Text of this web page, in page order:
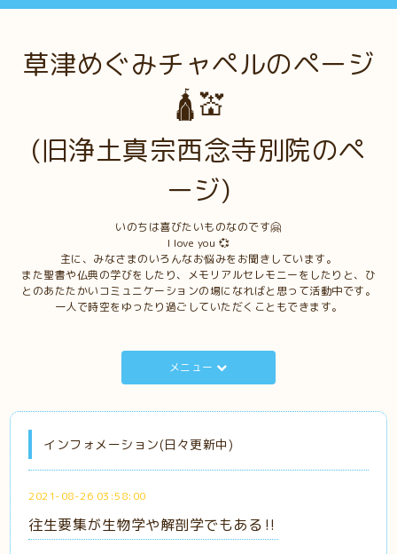
草津めぐみチャペルのページ
🛕💒
(旧浄土真宗西念寺別院のペ
ージ)
いのちは喜びたいものなのです🤗
I love you 💞
主に、みなさまのいろんなお悩みをお聞きしています。
また聖書や仏典の学びをしたり、メモリアルセレモニーをしたりと、ひ
とのあたたかいコミュニケーションの場になればと思って活動中です。
一人で時空をゆったり過ごしていただくこともできます。
メニュー
インフォメーション(日々更新中)
2021-08-26 03:58:00
往生要集が生物学や解剖学でもある‼️